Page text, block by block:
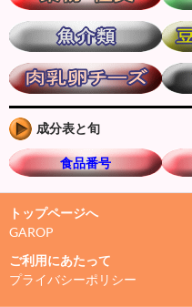
成分表と旬
食品番号
トップページへ
GAROP
ご利用にあたって
プライバシーポリシー